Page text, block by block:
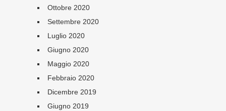
Ottobre 2020
Settembre 2020
Luglio 2020
Giugno 2020
Maggio 2020
Febbraio 2020
Dicembre 2019
Giugno 2019